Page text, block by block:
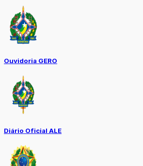
Ouvidoria GERO
Diário Oficial ALE